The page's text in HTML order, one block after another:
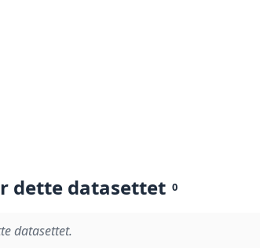
dette datasettet 0
datasettet.